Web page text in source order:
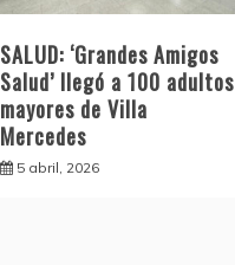
SALUD: ‘Grandes Amigos
Salud’ llegó a 100 adultos
mayores de Villa
Mercedes
5 abril, 2026